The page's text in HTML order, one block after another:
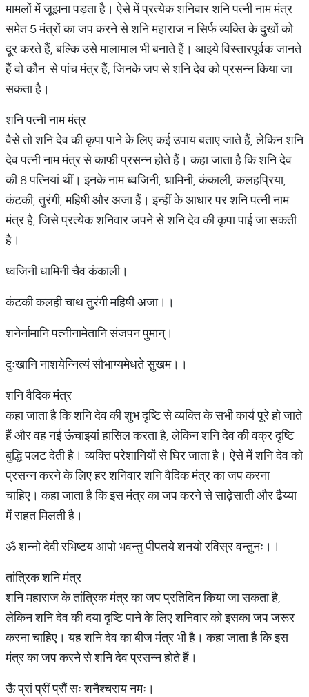
मामलों में जूझना पड़ता है। ऐसे में प्रत्येक शनिवार शनि पत्नी नाम मंत्र
समेत 5 मंत्रों का जप करने से शनि महाराज न सिर्फ व्यक्ति के दुखों को
दूर करते हैं, बल्कि उसे मालामाल भी बनाते हैं। आइये विस्तारपूर्वक जानते
हैं वो कौन-से पांच मंत्र हैं, जिनके जप से शनि देव को प्रसन्न किया जा
सकता है।
​शनि पत्नी नाम मंत्र
वैसे तो शनि देव की कृपा पाने के लिए कई उपाय बताए जाते हैं, लेकिन शनि
देव पत्नी नाम मंत्र से काफी प्रसन्न होते हैं। कहा जाता है कि शनि देव
की 8 पत्नियां थीं। इनके नाम ध्वजिनी, धामिनी, कंकाली, कलहप्रिया,
कंटकी, तुरंगी, महिषी और अजा हैं। इन्हीं के आधार पर शनि पत्नी नाम
मंत्र है, जिसे प्रत्येक शनिवार जपने से शनि देव की कृपा पाई जा सकती
है।
ध्वजिनी धामिनी चैव कंकाली।
कंटकी कलही चाथ तुरंगी महिषी अजा।।
शनेर्नामानि पत्नीनामेतानि संजपन पुमान्।
दुःखानि नाशयेन्नित्यं सौभाग्यमेधते सुखम।।
​शनि वैदिक मंत्र
कहा जाता है कि शनि देव की शुभ दृष्टि से व्यक्ति के सभी कार्य पूरे हो जाते
हैं और वह नई ऊंचाइयां हासिल करता है, लेकिन शनि देव की वक्र दृष्टि
बुद्धि पलट देती है। व्यक्ति परेशानियों से घिर जाता है। ऐसे में शनि देव को
प्रसन्न करने के लिए हर शनिवार शनि वैदिक मंत्र का जप करना
चाहिए। कहा जाता है कि इस मंत्र का जप करने से साढ़ेसाती और ढैय्या
में राहत मिलती है।
ॐ शन्नो देवी रभिष्टय आपो भवन्तु पीपतये शनयो रविस्र वन्तुनः।।
तांत्रिक शनि मंत्र
शनि महाराज के तांत्रिक मंत्र का जप प्रतिदिन किया जा सकता है,
लेकिन शनि देव की दया दृष्टि पाने के लिए शनिवार को इसका जप जरूर
करना चाहिए। यह शनि देव का बीज मंत्र भी है। कहा जाता है कि इस
मंत्र का जप करने से शनि देव प्रसन्न होते हैं।
ऊँ प्रां प्रीं प्रौं सः शनैश्चराय नमः।